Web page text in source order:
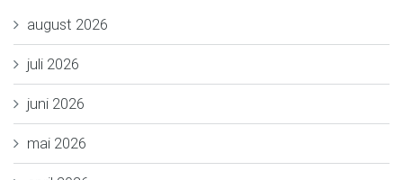
august 2026
juli 2026
juni 2026
mai 2026